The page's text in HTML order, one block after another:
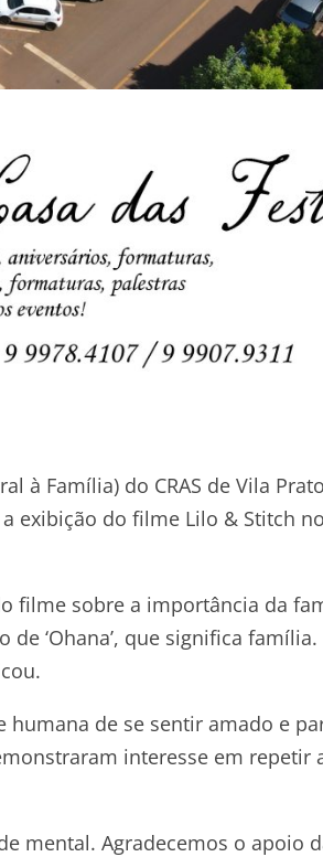
à Família) do CRAS de Vila
exibição do filme Lilo & Stitch no
filme sobre a importância da
‘Ohana’, que significa família.
humana de se sentir amado e
interesse em repetir
mental. Agradecemos o apoio